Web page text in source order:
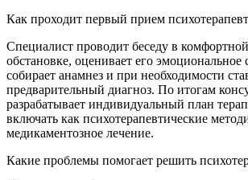
Как проходит первый прием
Специалист проводит беседу в
обстановке, оценивает его эмоциональное
собирает анамнез и при необходимости
предварительный диагноз. По итогам
разрабатывает индивидуальный план
включать как психотерапевтические
медикаментозное лечение.
Какие проблемы помогает решить